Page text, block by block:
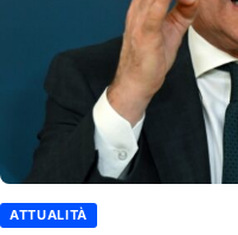
ATTUALITÀ